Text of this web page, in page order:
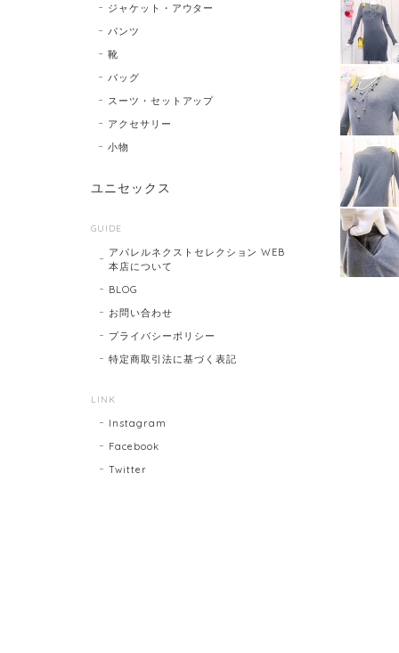
ジャケット・アウター
パンツ
靴
バッグ
スーツ・セットアップ
アクセサリー
小物
ユニセックス
GUIDE
アパレルネクストセレクション WEB
本店について
BLOG
お問い合わせ
プライバシーポリシー
特定商取引法に基づく表記
LINK
Instagram
Facebook
Twitter